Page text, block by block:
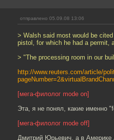
отправлено 05.09.08 13:06
> Walsh said most would be
pistol, for which he had a permit,
> "The processing room in our
http://www.reuters.com/article/
[мега-филолог mode on]
Эта, я не понял, какие именно
[мега-филолог mode off]
Дмитрий Юрьевич, а в Америке